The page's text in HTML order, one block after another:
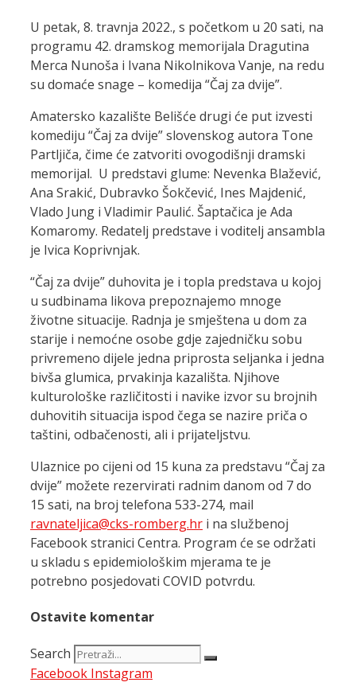
U petak, 8. travnja 2022., s početkom u 20 sati, na
programu 42. dramskog memorijala Dragutina
Merca Nunoša i Ivana Nikolnikova Vanje, na redu
su domaće snage – komedija “Čaj za dvije”.
Amatersko kazalište Belišće drugi će put izvesti
komediju “Čaj za dvije” slovenskog autora Tone
Partljiča, čime će zatvoriti ovogodišnji dramski
memorijal. U predstavi glume: Nevenka Blažević,
Ana Srakić, Dubravko Šokčević, Ines Majdenić,
Vlado Jung i Vladimir Paulić. Šaptačica je Ada
Komaromy. Redatelj predstave i voditelj ansambla
je Ivica Koprivnjak.
“Čaj za dvije” duhovita je i topla predstava u kojoj
u sudbinama likova prepoznajemo mnoge
životne situacije. Radnja je smještena u dom za
starije i nemoćne osobe gdje zajedničku sobu
privremeno dijele jedna priprosta seljanka i jedna
bivša glumica, prvakinja kazališta. Njihove
kulturološke različitosti i navike izvor su brojnih
duhovitih situacija ispod čega se nazire priča o
taštini, odbačenosti, ali i prijateljstvu.
Ulaznice po cijeni od 15 kuna za predstavu “Čaj za
dvije” možete rezervirati radnim danom od 7 do
15 sati, na broj telefona 533-274, mail
ravnateljica@cks-romberg.hr i na službenoj
Facebook stranici Centra. Program će se održati
u skladu s epidemiološkim mjerama te je
potrebno posjedovati COVID potvrdu.
Ostavite komentar
Search
Facebook Instagram